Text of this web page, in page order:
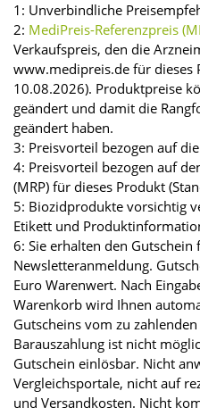
1: Unverbindliche
2: MediPreis-Referenzpreis
Verkaufspreis, den die
www.medipreis.de für dieses
10.08.2026). Produktpreise
geändert und damit die
geändert haben.
3: Preisvorteil bezogen auf
4: Preisvorteil bezogen auf
(MRP) für dieses Produkt
5: Biozidprodukte vorsichtig
Etikett und
6: Sie erhalten den Gutschein
Newsletteranmeldung.
Euro Warenwert. Nach
Warenkorb wird Ihnen
Gutscheins vom zu
Barauszahlung ist nicht
Gutschein einlösbar. Nicht
Vergleichsportale, nicht auf
und Versandkosten. Nicht